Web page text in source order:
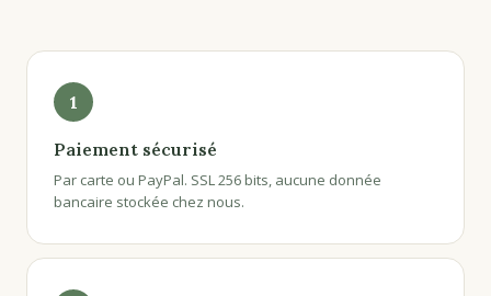
1
Paiement sécurisé
Par carte ou PayPal. SSL 256 bits, aucune donnée
bancaire stockée chez nous.